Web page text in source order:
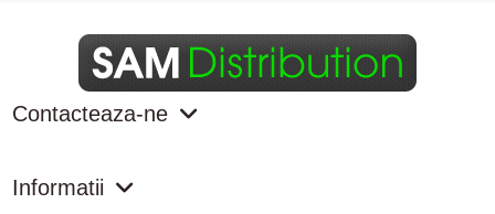
Contacteaza-ne
Informatii